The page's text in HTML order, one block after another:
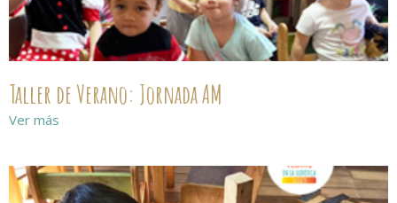
Taller de Verano: Jornada AM
Ver más